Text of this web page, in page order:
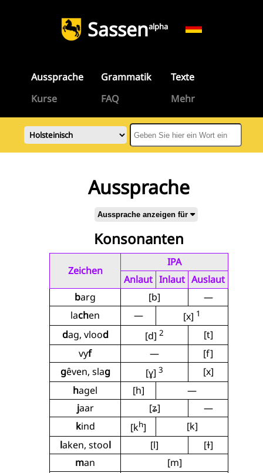
Sassenalpha
Aussprache Grammatik
Texte
Kurse
FAQ Mehr
Aussprache
Aussprache anzeigen für
Konsonanten
Zeichen
IPA
Anlaut Inlaut Auslaut
barg [b]
—
lachen — [x] 1
dag, vlood [d] 2
[t]
vyf —
[f]
gêven, slag [ɣ] 3
[x]
hagel [h]
—
jaar [ʑ]
—
kind [kh]
[k]
laken, stool [l]
[ɫ]
man
[m]